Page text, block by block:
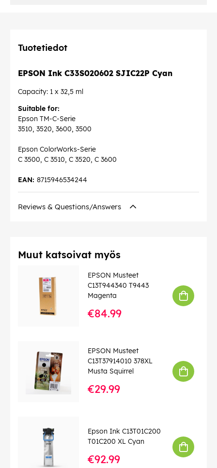
Tuotetiedot
EPSON Ink C33S020602 SJIC22P Cyan
Capacity: 1 x 32,5 ml
Suitable for:
Epson TM-C-Serie
3510, 3520, 3600, 3500
Epson ColorWorks-Serie
C 3500, C 3510, C 3520, C 3600
8715946534244
EAN:
Reviews & Questions/Answers
Muut katsoivat myös
EPSON Musteet
C13T944340 T9443
Magenta
€84.99
EPSON Musteet
C13T37914010 378XL
Musta Squirrel
€29.99
Epson Ink C13T01C200
T01C200 XL Cyan
€92.99